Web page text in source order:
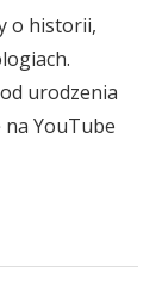
o historii,
urodzenia
na YouTube